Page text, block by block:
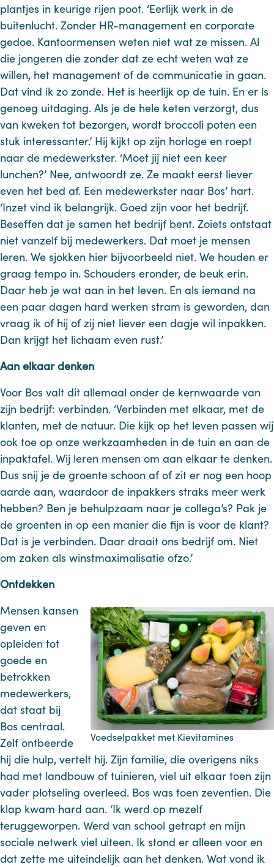
plantjes in keurige rijen poot. ‘Eerlijk werk in de
buitenlucht. Zonder HR-management en corporate
gedoe. Kantoormensen weten niet wat ze missen. Al
die jongeren die zonder dat ze echt weten wat ze
willen, het management of de communicatie in gaan.
Dat vind ik zo zonde. Het is heerlijk op de tuin. En er is
genoeg uitdaging. Als je de hele keten verzorgt, dus
van kweken tot bezorgen, wordt broccoli poten een
stuk interessanter.’ Hij kijkt op zijn horloge en roept
naar de medewerkster. ‘Moet jij niet een keer
lunchen?’ Nee, antwoordt ze. Ze maakt eerst liever
even het bed af. Een medewerkster naar Bos’ hart.
‘Inzet vind ik belangrijk. Goed zijn voor het bedrijf.
Beseffen dat je samen het bedrijf bent. Zoiets ontstaat
niet vanzelf bij medewerkers. Dat moet je mensen
leren. We sjokken hier bijvoorbeeld niet. We houden er
graag tempo in. Schouders eronder, de beuk erin.
Daar heb je wat aan in het leven. En als iemand na
een paar dagen hard werken stram is geworden, dan
vraag ik of hij of zij niet liever een dagje wil inpakken.
Dan krijgt het lichaam even rust.’
Aan elkaar denken
Voor Bos valt dit allemaal onder de kernwaarde van
zijn bedrijf: verbinden. ‘Verbinden met elkaar, met de
klanten, met de natuur. Die kijk op het leven passen wij
ook toe op onze werkzaamheden in de tuin en aan de
inpaktafel. Wij leren mensen om aan elkaar te denken.
Dus snij je de groente schoon af of zit er nog een hoop
aarde aan, waardoor de inpakkers straks meer werk
hebben? Ben je behulpzaam naar je collega’s? Pak je
de groenten in op een manier die fijn is voor de klant?
Dat is je verbinden. Daar draait ons bedrijf om. Niet
om zaken als winstmaximalisatie ofzo.’
Ontdekken
Voedselpakket met Kievitamines
Mensen kansen
geven en
opleiden tot
goede en
betrokken
medewerkers,
dat staat bij
Bos centraal.
Zelf ontbeerde
hij die hulp, vertelt hij. Zijn familie, die overigens niks
had met landbouw of tuinieren, viel uit elkaar toen zijn
vader plotseling overleed. Bos was toen zeventien. Die
klap kwam hard aan. ‘Ik werd op mezelf
teruggeworpen. Werd van school getrapt en mijn
sociale netwerk viel uiteen. Ik stond er alleen voor en
dat zette me uiteindelijk aan het denken. Wat vond ik